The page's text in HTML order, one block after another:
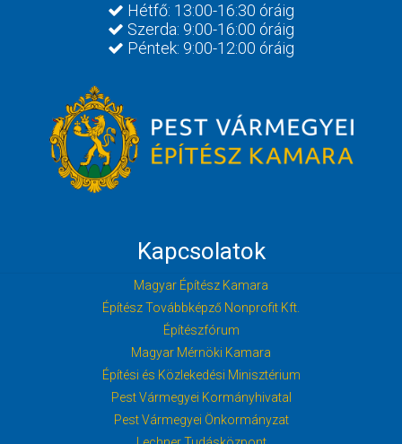
Hétfő: 13:00-16:30 óráig
Szerda: 9:00-16:00 óráig
Péntek: 9:00-12:00 óráig
Kapcsolatok
Magyar Építész Kamara
Építész Továbbképző Nonprofit Kft.
Építészfórum
Magyar Mérnöki Kamara
Építési és Közlekedési Minisztérium
Pest Vármegyei Kormányhivatal
Pest Vármegyei Önkormányzat